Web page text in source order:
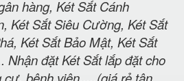
hàng, Két Sắt Cánh
Két Sắt Siêu Cường, Két Sắt
Két Sắt Bảo Mật, Két Sắt
đặt Két Sắt lắp đặt cho